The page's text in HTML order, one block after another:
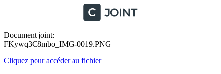
Document joint:
FKywq3C8mbo_IMG-0019.PNG
Cliquez pour accéder au fichier